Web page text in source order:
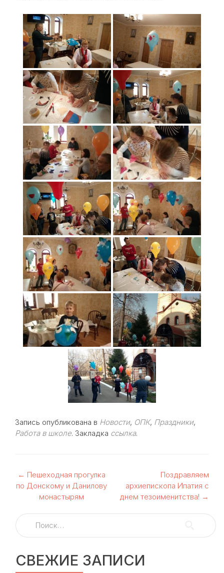
Запись опубликована в Новости, ОПК, Праздники,
Работа в школе. Закладка ссылка.
Навигация
по
записям
← Пешеходная прогулка
по Донскому и Данилову
монастырям
Поздравляем
архиепископа Ипатия с
днем тезоименитства! →
Найти:
СВЕЖИЕ ЗАПИСИ